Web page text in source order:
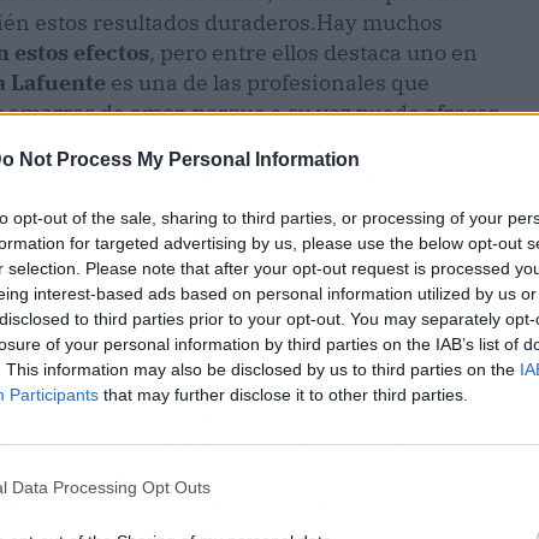
Not Process My Personal Information
opt-out of the sale, sharing to third parties, or processing of your
for targeted advertising by us, please use the below opt-out
selection. Please note that after your opt-out request is processed
interest-based ads based on personal information utilized by us
to third parties prior to your opt-out. You may separately
of your personal information by third parties on the IAB’s list of
This information may also be disclosed by us to third parties on the
Participants that may further disclose it to other third parties.
Data Processing Opt Outs
estos resultados duraderos.Hay muchos
estos efectos, pero entre ellos destaca uno en
Lafuente es una de las profesionales que
de amor, porque a su vez puede ofrecer
cuenta que la magia blanca no impone
los que ya existen.Por ejemplo, en una
es posible pensar que la otra persona
de los casos, por debajo de estos
y el cariño hacia la otra parte de la
sentimientos a través del ritual de amarre de
situarlos en prioridad.Por tanto, los efectos de
progresivos, pero en contrapartida se van
fijos e inamovibles, lo que significa
Los hechizos que no consiguen este efecto
En esta modalidad no se aprovechan
que interesan a la persona que hace el
de la otra persona e imponer algo que